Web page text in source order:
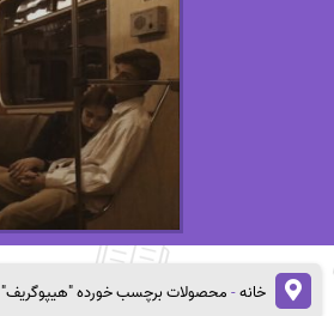
خانه-محصولات برچسب خورده "هیپوگریف"